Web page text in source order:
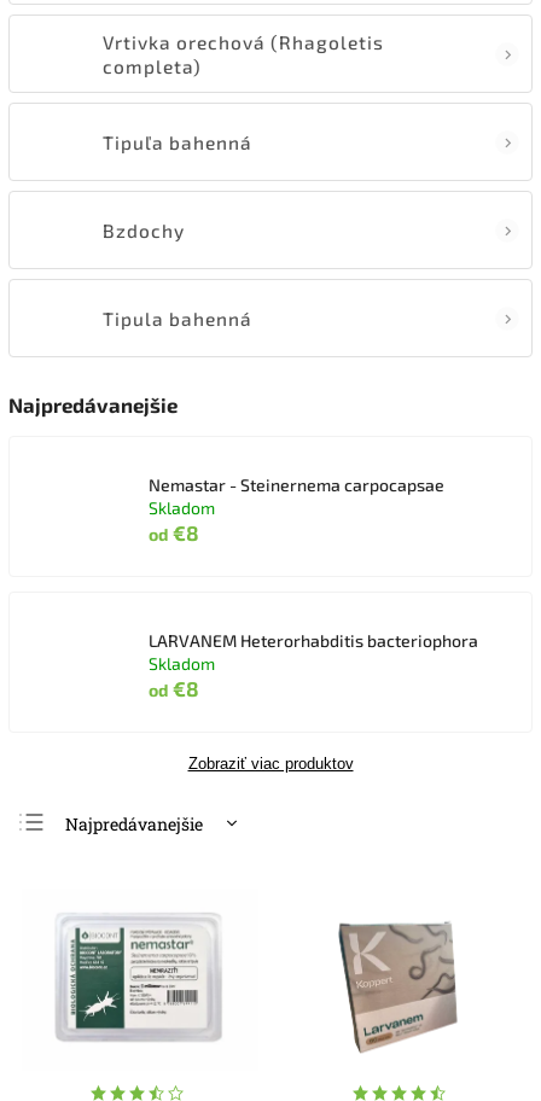
Vrtivka orechová (Rhagoletis
completa)
Tipuľa bahenná
Bzdochy
Tipula bahenná
Najpredávanejšie
Nemastar - Steinernema carpocapsae
Skladom
od €8
LARVANEM Heterorhabditis bacteriophora
Skladom
od €8
Zobraziť viac produktov
Najpredávanejšie
Abecedne